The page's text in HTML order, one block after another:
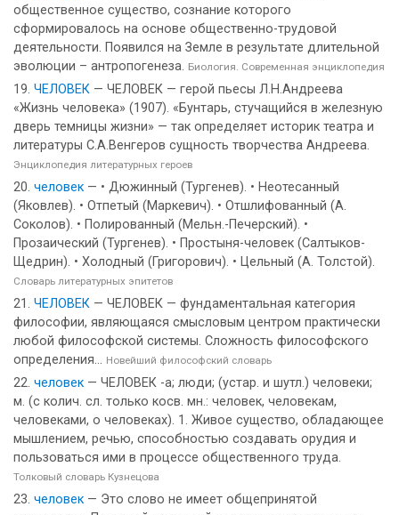
общественное существо, сознание которого
сформировалось на основе общественно-трудовой
деятельности. Появился на Земле в результате длительной
эволюции – антропогенеза. Биология. Современная энциклопедия
ЧЕЛОВЕК — ЧЕЛОВЕК — герой пьесы Л.Н.Андреева
«Жизнь человека» (1907). «Бунтарь, стучащийся в железную
дверь темницы жизни» — так определяет историк театра и
литературы С.А.Венгеров сущность творчества Андреева.
Энциклопедия литературных героев
человек — • Дюжинный (Тургенев). • Неотесанный
(Яковлев). • Отпетый (Маркевич). • Отшлифованный (А.
Соколов). • Полированный (Мельн.-Печерский). •
Прозаический (Тургенев). • Простыня-человек (Салтыков-
Щедрин). • Холодный (Григорович). • Цельный (А. Толстой).
Словарь литературных эпитетов
ЧЕЛОВЕК — ЧЕЛОВЕК — фундаментальная категория
философии, являющаяся смысловым центром практически
любой философской системы. Сложность философского
определения... Новейший философский словарь
человек — ЧЕЛОВЕК -а; люди; (устар. и шутл.) человеки;
м. (с колич. сл. только косв. мн.: человек, человекам,
человеками, о человеках). 1. Живое существо, обладающее
мышлением, речью, способностью создавать орудия и
пользоваться ими в процессе общественного труда.
Толковый словарь Кузнецова
человек — Это слово не имеет общепринятой